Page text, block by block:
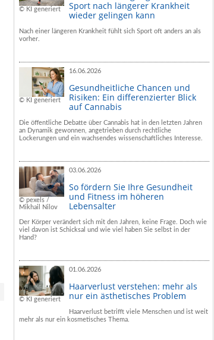
© KI generiert
Sport nach längerer Krankheit
wieder gelingen kann
Nach einer längeren Krankheit fühlt sich Sport oft anders an als
vorher.
© KI generiert
16.06.2026
Gesundheitliche Chancen und
Risiken: Ein differenzierter Blick
auf Cannabis
Die öffentliche Debatte über Cannabis hat in den letzten Jahren
an Dynamik gewonnen, angetrieben durch rechtliche
Lockerungen und ein wachsendes wissenschaftliches Interesse.
© pexels /
Mikhail Nilov
03.06.2026
So fördern Sie Ihre Gesundheit
und Fitness im höheren
Lebensalter
Der Körper verändert sich mit den Jahren, keine Frage. Doch wie
viel davon ist Schicksal und wie viel haben Sie selbst in der
Hand?
© KI generiert
01.06.2026
Haarverlust verstehen: mehr als
nur ein ästhetisches Problem
Haarverlust betrifft viele Menschen und ist weit
mehr als nur ein kosmetisches Thema.